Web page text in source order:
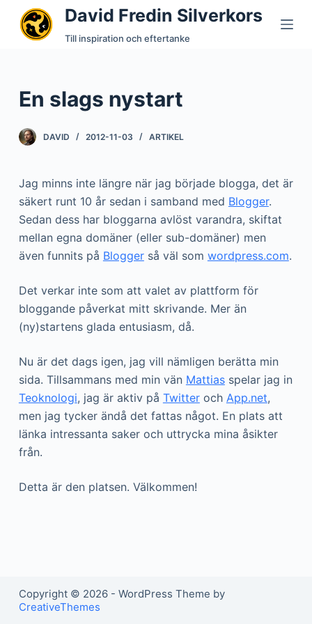
S
o
o
e
n
David Fredin Silverkors
Till inspiration och eftertanke
En slags nystart
DAVID 2012-11-03 ARTIKEL
Jag minns inte längre när jag började blogga, det är
säkert runt 10 år sedan i samband med Blogger.
Sedan dess har bloggarna avlöst varandra, skiftat
mellan egna domäner (eller sub-domäner) men
även funnits på Bloggerså väl som wordpress.com.
Det verkar inte som att valet av plattform för
bloggande påverkat mitt skrivande. Mer än
(ny)startens glada entusiasm, då.
Nu är det dags igen, jag vill nämligen berätta min
sida. Tillsammans med min vän Mattiasspelar jag in
Teoknologi, jag är aktiv på Twitteroch App.net,
men jag tycker ändå det fattas något. En plats att
länka intressanta saker och uttrycka mina åsikter
från.
Detta är den platsen. Välkommen!
Copyright © 2026 - WordPress Theme by
CreativeThemes